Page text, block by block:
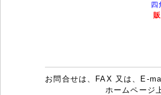
四
お問合せは、FAX 又は、E-
ホームページ